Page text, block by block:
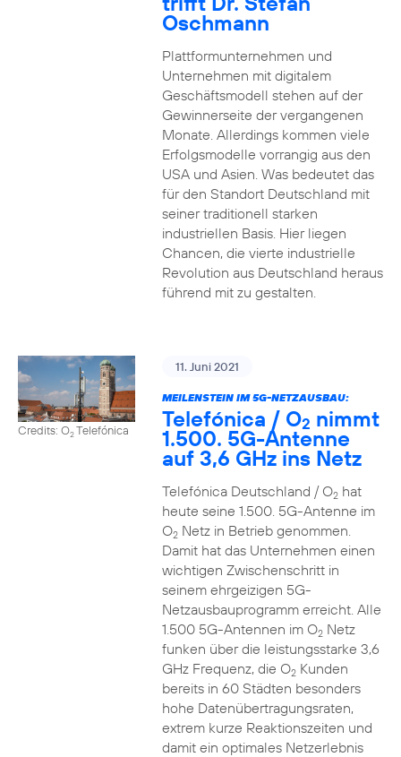
Oschmann
Plattformunternehmen und
Unternehmen mit digitalem
Geschäftsmodell stehen auf der
Gewinnerseite der vergangenen
Monate. Allerdings kommen viele
Erfolgsmodelle vorrangig aus den
USA und Asien. Was bedeutet das
für den Standort Deutschland mit
seiner traditionell starken
industriellen Basis. Hier liegen
Chancen, die vierte industrielle
Revolution aus Deutschland heraus
führend mit zu gestalten.
Credits: O2Telefónica
11. Juni 2021
MEILENSTEIN IM 5G-NETZAUSBAU:
Telefónica / O2 nimmt
1.500. 5G-Antenne
auf 3,6 GHz ins Netz
Telefónica Deutschland / O2hat
heute seine 1.500. 5G-Antenne im
O2Netz in Betrieb genommen.
Damit hat das Unternehmen einen
wichtigen Zwischenschritt in
seinem ehrgeizigen 5G-
Netzausbauprogramm erreicht. Alle
1.500 5G-Antennen im O2Netz
funken über die leistungsstarke 3,6
GHz Frequenz, die O2Kunden
bereits in 60 Städten besonders
hohe Datenübertragungsraten,
extrem kurze Reaktionszeiten und
damit ein optimales Netzerlebnis